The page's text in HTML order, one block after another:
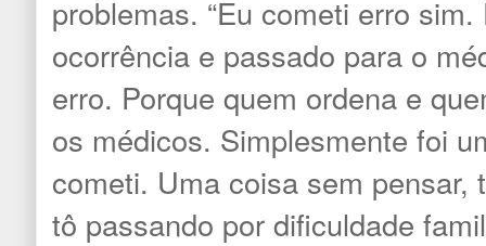
problemas. “Eu cometi erro
ocorrência e passado para o
erro. Porque quem ordena e
os médicos. Simplesmente foi
cometi. Uma coisa sem pensar,
tô passando por dificuldade